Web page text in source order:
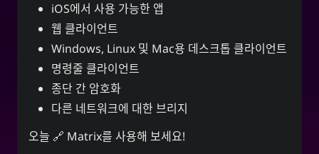
iOS에서 사용 가능한 앱
웹 클라이언트
Windows, Linux 및 Mac용 데스크톱 클라이언트
명령줄 클라이언트
종단 간 암호화
다른 네트워크에 대한 브리지
오늘
Matrix를 사용해 보세요!